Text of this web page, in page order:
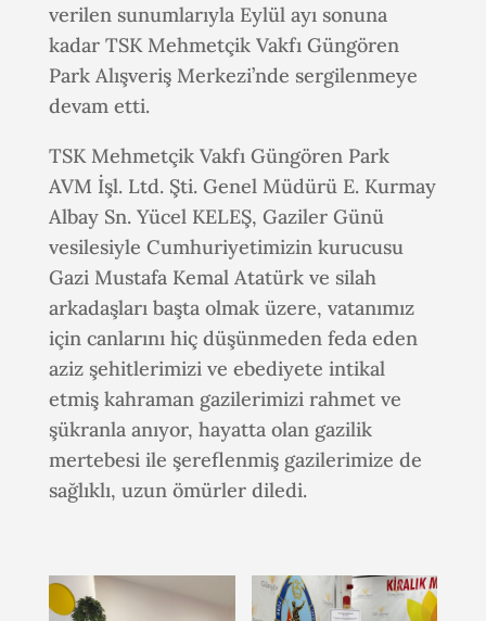
verilen sunumlarıyla Eylül ayı sonuna
kadar TSK Mehmetçik Vakfı Güngören
Park Alışveriş Merkezi’nde sergilenmeye
devam etti.
TSK Mehmetçik Vakfı Güngören Park
AVM İşl. Ltd. Şti. Genel Müdürü E. Kurmay
Albay Sn. Yücel KELEŞ, Gaziler Günü
vesilesiyle Cumhuriyetimizin kurucusu
Gazi Mustafa Kemal Atatürk ve silah
arkadaşları başta olmak üzere, vatanımız
için canlarını hiç düşünmeden feda eden
aziz şehitlerimizi ve ebediyete intikal
etmiş kahraman gazilerimizi rahmet ve
şükranla anıyor, hayatta olan gazilik
mertebesi ile şereflenmiş gazilerimize de
sağlıklı, uzun ömürler diledi.